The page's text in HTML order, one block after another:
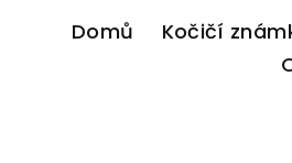
Domů Kočičí